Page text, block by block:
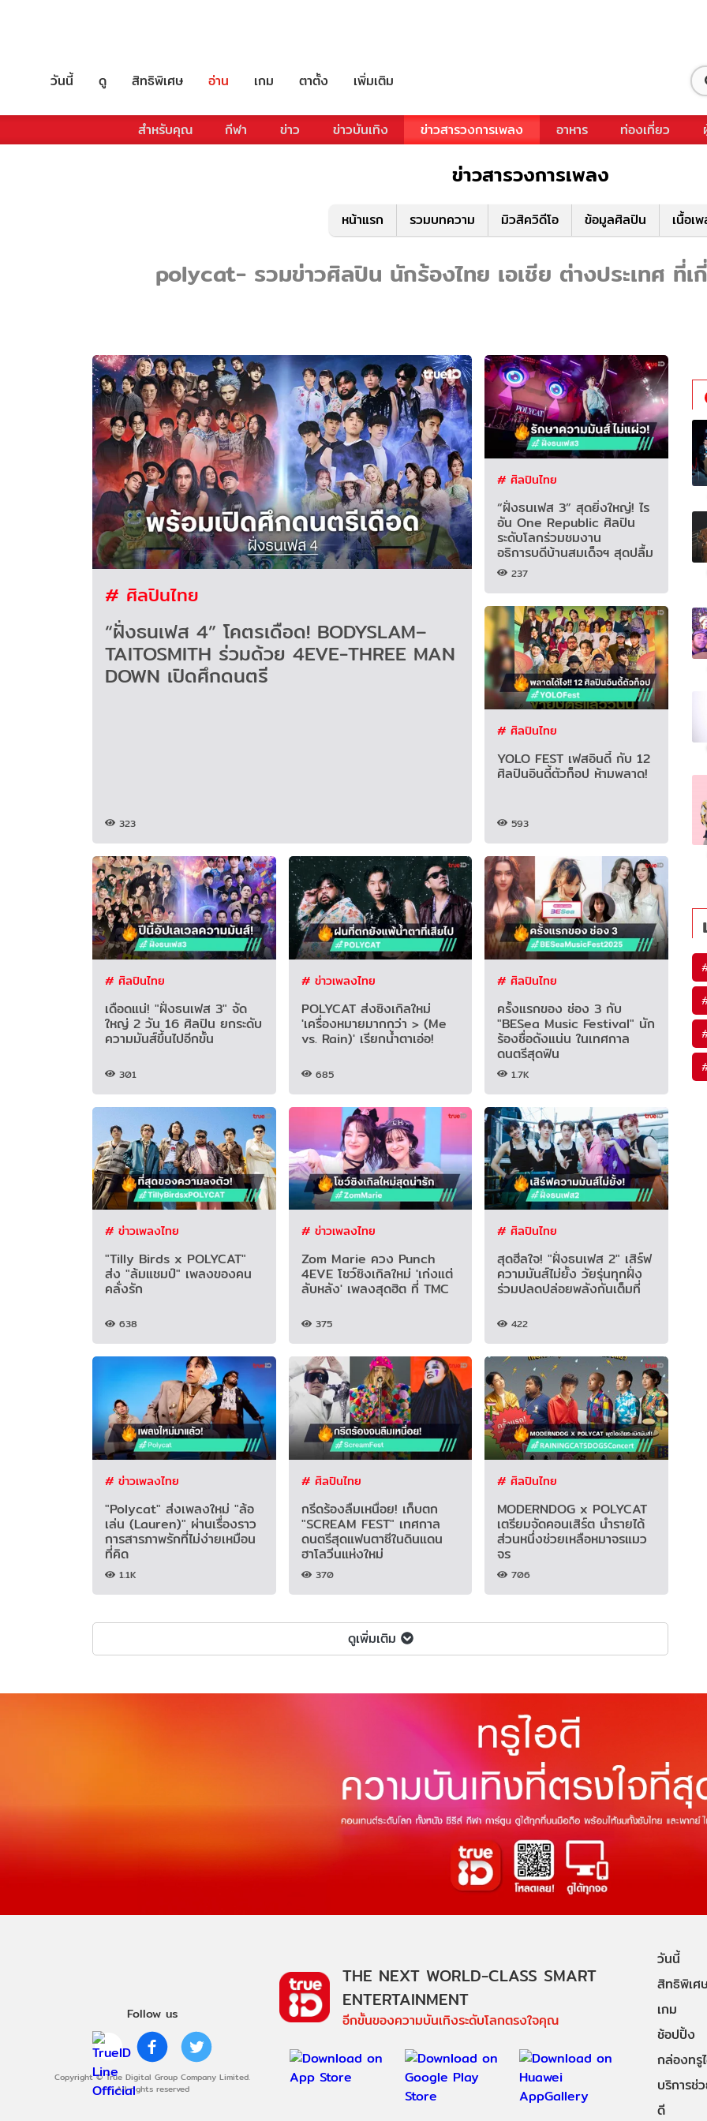
วันนี้ ดู สิทธิพิเศษ อ่าน เกม ตาตั้ง เพิ่มเติม
สำหรับคุณ กีฬา ข่าว ข่าวบันเทิง ข่าวสารวงการเพลง อาหาร ท่องเที่ยว
ข่าวสารวงการเพลง
หน้าแรก รวมบทความ มิวสิควิดีโอ ข้อมูลศิลปิน เนื้อเ
polycat- รวมข่าวศิลปิน นักร้องไทย เอเชีย ต่างประเทศ ที่
# ศิลปินไทย
“ฝั่งธนเฟส 4” โคตรเดือด! BODYSLAM–
TAITOSMITH ร่วมด้วย 4EVE-THREE MAN
DOWN เปิดศึกดนตรี
323
# ศิลปินไทย
“ฝั่งธนเฟส 3” สุดยิ่งใหญ่! ไร
อัน One Republic ศิลปิน
ระดับโลกร่วมชมงาน
อธิการบดีบ้านสมเด็จฯ สุดปลื้ม
237
# ศิลปินไทย
YOLO FEST เฟสอินดี้ กับ 12
ศิลปินอินดี้ตัวท็อป ห้ามพลาด!
593
# ศิลปินไทย
เดือดแน่! "ฝั่งธนเฟส 3" จัด
ใหญ่ 2 วัน 16 ศิลปิน ยกระดับ
ความมันส์ขึ้นไปอีกขั้น
301
# ข่าวเพลงไทย
POLYCAT ส่งซิงเกิลใหม่
'เครื่องหมายมากกว่า > (Me
vs. Rain)' เรียกน้ำตาเอ่อ!
685
# ศิลปินไทย
ครั้งแรกของ ช่อง 3 กับ
"BESea Music Festival" นัก
ร้องชื่อดังแน่น ในเทศกาล
ดนตรีสุดฟิน
1.7K
# ข่าวเพลงไทย
"Tilly Birds x POLYCAT"
ส่ง "ล้มแชมป์" เพลงของคน
คลั่งรัก
638
# ข่าวเพลงไทย
Zom Marie ควง Punch
4EVE โชว์ซิงเกิลใหม่ 'เก่งแต่
ลับหลัง' เพลงสุดฮิต ที่ TMC
375
# ศิลปินไทย
สุดฮีลใจ! "ฝั่งธนเฟส 2" เสิร์ฟ
ความมันส์ไม่ยั้ง วัยรุ่นทุกฝั่ง
ร่วมปลดปล่อยพลังกันเต็มที่
422
# ข่าวเพลงไทย
"Polycat" ส่งเพลงใหม่ "ล้อ
เล่น (Lauren)" ผ่านเรื่องราว
การสารภาพรักที่ไม่ง่ายเหมือน
ที่คิด
1.1K
# ศิลปินไทย
กรีดร้องลืมเหนื่อย! เก็บตก
"SCREAM FEST" เทศกาล
ดนตรีสุดแฟนตาซีในดินแดน
ฮาโลวีนแห่งใหม่
370
# ศิลปินไทย
MODERNDOG x POLYCAT
เตรียมจัดคอนเสิร์ต นำรายได้
ส่วนหนึ่งช่วยเหลือหมาจรแมว
จร
706
ดูเพิ่มเติม
Follow us
Copyright © True Digital Group Company Limited.
All rights reserved
THE NEXT WORLD-CLASS SMART
ENTERTAINMENT
อีกขั้นของความบันเทิงระดับโลกตรงใจคุณ
วันนี้
สิทธิพิเศ
เกม
ช้อปปิ้ง
กล่องทรู
บริการช่
ดี